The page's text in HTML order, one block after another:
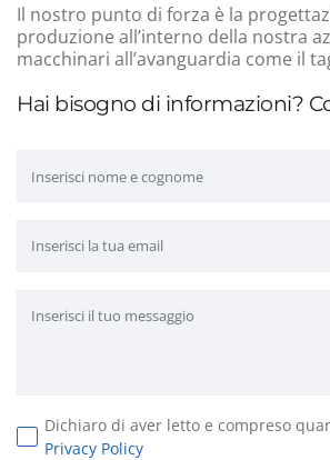
Hai bisogno di informazioni?
Dichiaro di aver letto e compreso
Privacy Policy
Il nostro punto di forza è la
produzione all’interno della nostra
macchinari all’avanguardia come il